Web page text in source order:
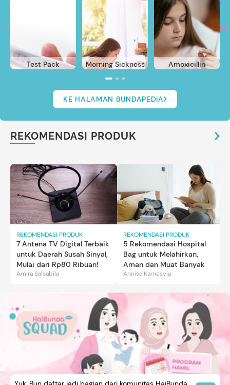
Test Pack Morning Sickness Amoxicillin
KE HALAMAN BUNDAPEDIA
REKOMENDASI PRODUK
REKOMENDASI PRODUK
7 Antena TV Digital Terbaik
untuk Daerah Susah Sinyal,
Mulai dari Rp80 Ribuan!
Amira Salsabila
REKOMENDASI PRODUK
5 Rekomendasi Hospital
Bag untuk Melahirkan,
Aman dan Muat Banyak
Annisa Karnesyia